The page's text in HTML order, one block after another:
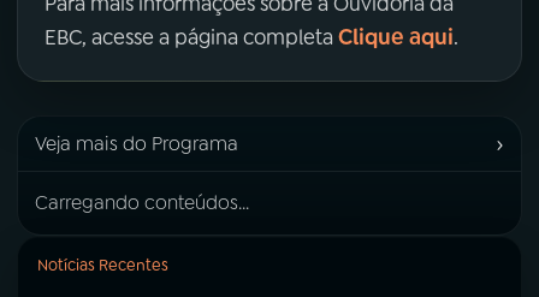
EBC, acesse a página completa Clique aqui.
Veja mais do Programa ›
Carregando conteúdos...
Notícias Recentes